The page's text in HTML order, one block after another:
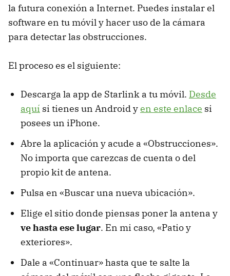
la futura conexión a Internet. Puedes instalar el
software en tu móvil y hacer uso de la cámara
para detectar las obstrucciones.
El proceso es el siguiente:
Descarga la app de Starlink a tu móvil. Desde
aquí si tienes un Android yen este enlace si
posees un iPhone.
Abre la aplicación y acude a «Obstrucciones».
No importa que carezcas de cuenta o del
propio kit de antena.
Pulsa en «Buscar una nueva ubicación».
Elige el sitio donde piensas poner la antena y
ve hasta ese lugar. En mi caso, «Patio y
exteriores».
Dale a «Continuar» hasta que te salte la